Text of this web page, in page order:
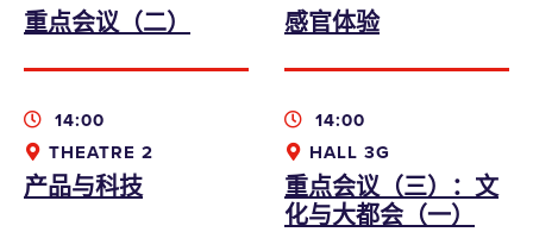
重点会议（二） 感官体验
14:00
THEATRE 2
产品与科技
14:00
HALL 3G
重点会议（三）：文
化与大都会（一）